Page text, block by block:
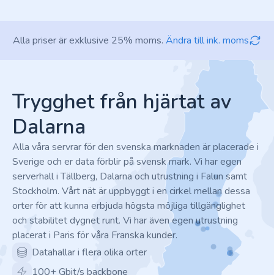
Alla priser är exklusive 25% moms. Ändra till ink. moms
Trygghet från hjärtat av
Dalarna
Alla våra servrar för den svenska marknaden är placerade i
Sverige och er data förblir på svensk mark. Vi har egen
serverhall i Tällberg, Dalarna och utrustning i Falun samt
Stockholm. Vårt nät är uppbyggt i en cirkel mellan dessa
orter för att kunna erbjuda högsta möjliga tillgänglighet
och stabilitet dygnet runt. Vi har även egen utrustning
placerat i Paris för våra Franska kunder.
Datahallar i flera olika orter
100+ Gbit/s backbone